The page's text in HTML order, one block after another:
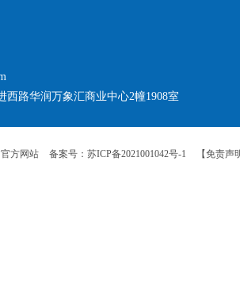
西路华润万象汇商业中心2幢1908室
方网站 备案号：苏ICP备2021001042号-1 【免责声